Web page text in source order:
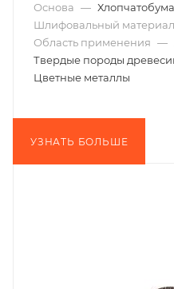
Основа —
Шлифовальный материал
Область применения —
Твердые породы
Цветные металлы
УЗНАТЬ БОЛЬШЕ